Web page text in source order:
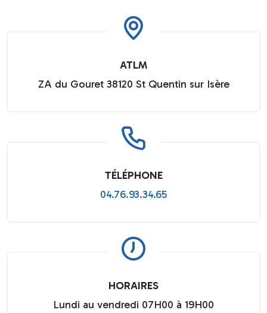
ATLM
ZA du Gouret 38120 St Quentin sur Isère
TÉLÉPHONE
04.76.93.34.65
HORAIRES
Lundi au vendredi 07H00 à 19H00